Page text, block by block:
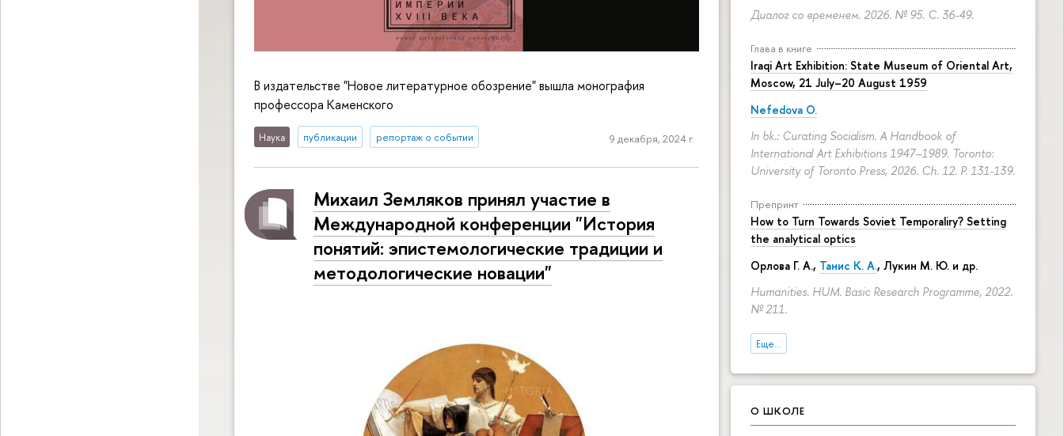
Диалог со временем. 2026. № 95. С. 36-49.
Глава в книге
Iraqi Art Exhibition: State Museum of Oriental Art,
Moscow, 21 July–20 August 1959
Nefedova O.
In bk.: Curating Socialism. A Handbook of
International Art Exhibitions 1947–1989. Toronto:
University of Toronto Press, 2026. Ch. 12. P. 131-139.
Препринт
How to Turn Towards Soviet Temporaliry? Setting
the analytical optics
Орлова Г. А., Танис К. А., Лукин М. Ю. и др.
Humanities. HUM. Basic Research Programme, 2022.
№ 211.
Еще...
О ШКОЛЕ
В издательстве "Новое литературное обозрение" вышла монография
профессора Каменского
Наука публикации репортаж о событии 9 декабря, 2024 г.
Михаил Земляков принял участие в
Международной конференции "История
понятий: эпистемологические традиции и
методологические новации"